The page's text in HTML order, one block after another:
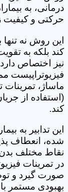
درمانی، به
حرکتی و کیفیت
این روش نه
کند بلکه به
نیز اختصاص
فیزیوتراپیست
ماساژ، تمرینات
(استفاده از
کند.
این تدابیر به
شده، انعطاف
نقاط مختلف بدن
در تمرینات
صورت گیرد و
بهبودی مستمر